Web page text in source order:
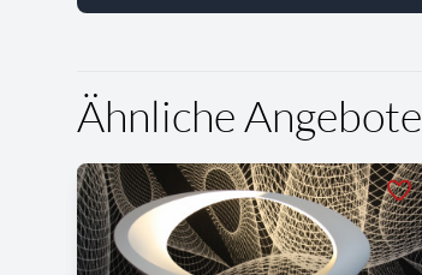
Ähnliche Angebote